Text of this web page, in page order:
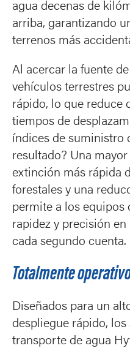
agua decenas de
arriba, garantizando
terrenos más
Al acercar la fuente
vehículos terrestres
rápido, lo que reduce
tiempos de
índices de suministro
resultado? Una
extinción más rápida
forestales y una
permite a los equipos
rapidez y precisión
cada segundo cuenta.
Totalmente
Diseñados para un
despliegue rápido,
transporte de agua